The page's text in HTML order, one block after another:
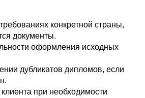
конкретной страны,
документы.
оформления исходных
дубликатов дипломов, если
при необходимости